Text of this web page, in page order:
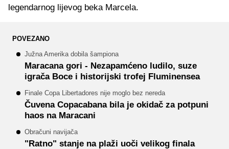
legendarnog lijevog beka Marcela.
POVEZANO
Južna Amerika dobila šampiona
Maracana gori - Nezapamćeno ludilo, suze
igrača Boce i historijski trofej Fluminensea
Finale Copa Libertadores nije moglo bez nereda
Čuvena Copacabana bila je okidač za potpuni
haos na Maracani
Obračuni navijača
"Ratno" stanje na plaži uoči velikog finala